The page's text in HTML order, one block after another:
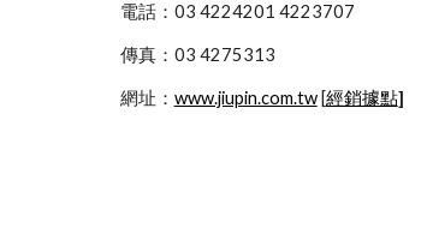
            電話：03 4224201 4223707
            傳真：03 4275313
            網址：
www.jiupin.com.tw [經銷據點]